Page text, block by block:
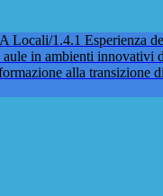
Locali/1.4.1 Esperienza
in ambienti innovativi
alla transizione